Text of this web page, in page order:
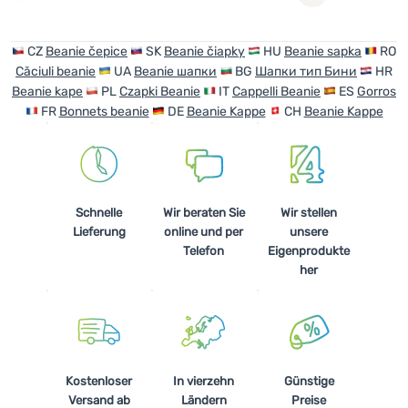
CZ Beanie čepice SK Beanie čiapky HU Beanie sapka
RO
Căciuli beanie
UA Beanie шапки BG Шапки тип Бини
HR
Beanie kape
PLCzapki Beanie ITCappelli Beanie ES Gorros
FR Bonnets beanie DE Beanie Kappe CH Beanie Kappe
Schnelle
Lieferung
Wir beraten Sie
online und per
Telefon
Wir stellen
unsere
Eigenprodukte
her
Kostenloser
Versand ab
In vierzehn
Ländern
Günstige
Preise